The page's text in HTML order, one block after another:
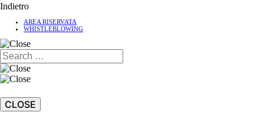
Indietro
AREA RISERVATA
WHISTLEBLOWING
CLOSE